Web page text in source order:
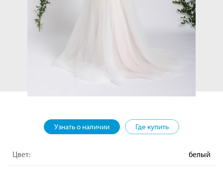
Узнать о наличии Где купить
Цвет: белый